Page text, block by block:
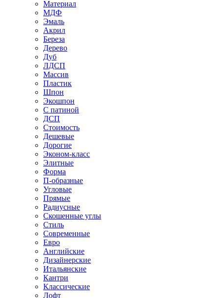
Материал
МДФ
Эмаль
Акрил
Береза
Дерево
Дуб
ЛДСП
Массив
Пластик
Шпон
Экошпон
С патиной
ДСП
Стоимость
Дешевые
Дорогие
Эконом-класс
Элитные
Форма
П-образные
Угловые
Прямые
Радиусные
Скошенные углы
Стиль
Современные
Евро
Английские
Дизайнерские
Итальянские
Кантри
Классические
Лофт